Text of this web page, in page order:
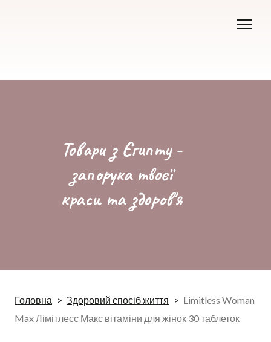
Товари з Єгипту -
запорука твоєї
краси та здоров'я
Головна Здоровий спосіб життя
Limitless Woman
Max Лімітлесс Макс вітаміни для жінок 30 таблеток